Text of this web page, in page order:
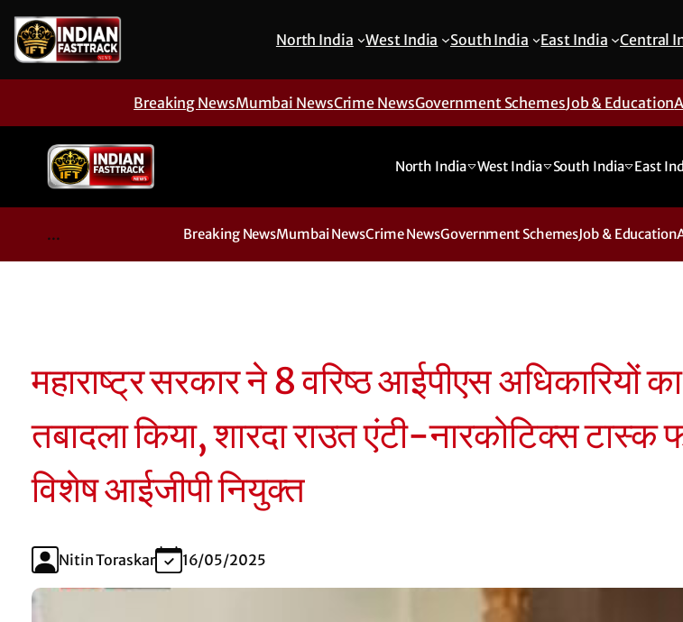
North India West India South India East India Central
Breaking NewsMumbai NewsCrime NewsGovernment SchemesJob & Education
North India West India South India East
... Breaking NewsMumbai NewsCrime NewsGovernment SchemesJob & Education
महाराष्ट्र सरकार ने 8 वरिष्ठ आईपीएस अधिकारियों का
तबादला किया, शारदा राउत एंटी-नारकोटिक्स टास्क
विशेष आईजीपी नियुक्त
Nitin Toraskar 16/05/2025